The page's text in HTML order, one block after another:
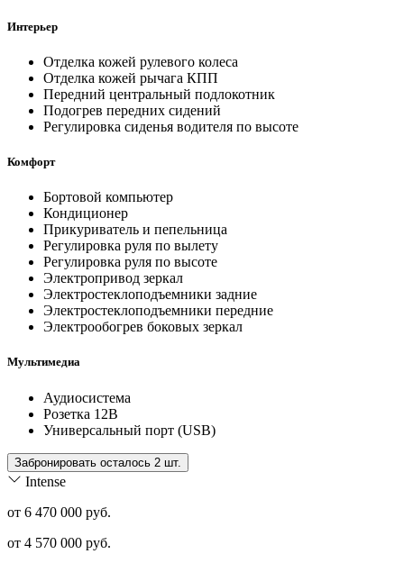
Интерьер
Отделка кожей рулевого колеса
Отделка кожей рычага КПП
Передний центральный подлокотник
Подогрев передних сидений
Регулировка сиденья водителя по высоте
Комфорт
Бортовой компьютер
Кондиционер
Прикуриватель и пепельница
Регулировка руля по вылету
Регулировка руля по высоте
Электропривод зеркал
Электростеклоподъемники задние
Электростеклоподъемники передние
Электрообогрев боковых зеркал
Мультимедиа
Аудиосистема
Розетка 12В
Универсальный порт (USB)
Забронировать осталось 2 шт.
Intense
от 6 470 000 руб.
от 4 570 000 руб.